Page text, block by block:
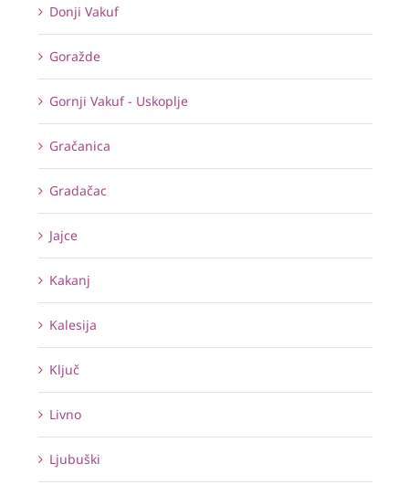
Donji Vakuf
Goražde
Gornji Vakuf - Uskoplje
Gračanica
Gradačac
Jajce
Kakanj
Kalesija
Ključ
Livno
Ljubuški